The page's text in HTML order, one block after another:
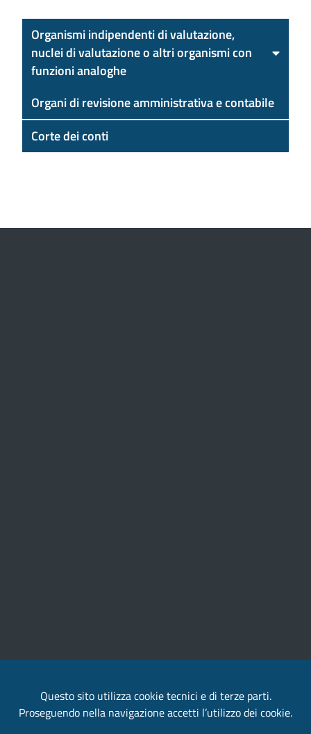
Organismi indipendenti di valutazione,
nuclei di valutazione o altri organismi con
funzioni analoghe
Organi di revisione amministrativa e contabile
Corte dei conti
Questo sito utilizza cookie tecnici e di terze parti.
Proseguendo nella navigazione accetti l’utilizzo dei cookie.